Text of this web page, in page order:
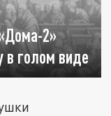
2»
в голом виде